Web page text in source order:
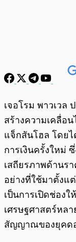
เจอโรม พาวเวล
สร้างความเคลื่อ
แจ็กสันโฮล โดยไ
การเงินครั้งใหม่
เสถียรภาพด้านร
อย่างที่ใช้มาตั้งแ
เป็นการเปิดช่อง
เศรษฐศาสตร์หล
สัญญาณของยุคดอ